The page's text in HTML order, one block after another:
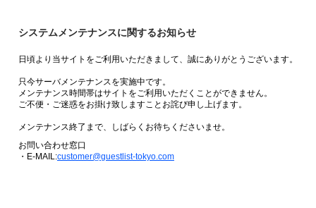
システムメンテナンスに関するお知らせ
日頃より当サイトをご利用いただきまして、誠にありがとうございます。
只今サーバメンテナンスを実施中です。
メンテナンス時間帯はサイトをご利用いただくことができません。
ご不便・ご迷惑をお掛け致しますことお詫び申し上げます。
メンテナンス終了まで、しばらくお待ちくださいませ。
お問い合わせ窓口
・E-MAIL:customer@guestlist-tokyo.com